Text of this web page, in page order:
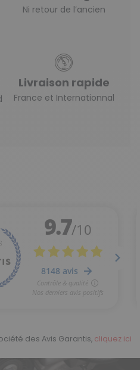
Ni retour de l’ancien
Livraison rapide
France et Internationnal
des Avis Garantis, cliquez ici